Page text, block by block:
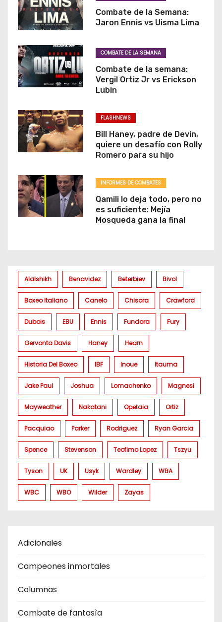
Combate de la Semana:
Jaron Ennis vs Uisma Lima
COMBATE DE LA SEMANA
Combate de la semana:
Vergil Ortiz Jr vs Erickson
Lubin
FLASHNEWS
Bill Haney, padre de Devin,
quiere un desafío con Rolly
Romero para su hijo
INFORMES DE COMBATES
Qamili lo deja todo, pero no
es suficiente: Mejía
Mosqueda gana la final
Alalshikh Benavidez Beterbiev Bivol
Boxeo Italiano Canelo Chisora Crawford
Dubois EBU Ennis Fundora Fury
Gervonta Davis Haney Hearn
Historia Del Boxeo IBF Inoue Itauma
Jake Paul Joshua Lomachenko Magnesi
Mayweather Nakatani Opetaia Ortiz
Pacquiao Parker Rodriguez Ryan Garcia
Spence Stevenson Teofimo Lopez Tszyu
Tyson UK Usyk Wardley WBA
WBC WBO Wilder Zayas
Adicionales
Campeones inmortales
Columnas
Combate de fantasìa